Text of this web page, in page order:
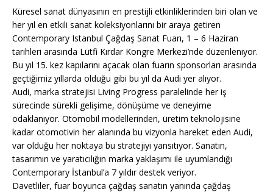
Küresel sanat dünyasının en prestijli etkinliklerinden biri olan ve
her yıl en etkili sanat koleksiyonlarını bir araya getiren
Contemporary Istanbul Çağdaş Sanat Fuarı, 1 – 6 Haziran
tarihleri arasında Lütfi Kırdar Kongre Merkezi’nde düzenleniyor.
Bu yıl 15. kez kapılarını açacak olan fuarın sponsorları arasında
geçtiğimiz yıllarda olduğu gibi bu yıl da Audi yer alıyor.
Audi, marka stratejisi Living Progress paralelinde her iş
sürecinde sürekli gelişime, dönüşüme ve deneyime
odaklanıyor. Otomobil modellerinden, üretim teknolojisine
kadar otomotivin her alanında bu vizyonla hareket eden Audi,
var olduğu her noktaya bu stratejiyi yansıtıyor. Sanatın,
tasarımın ve yaratıcılığın marka yaklaşımı ile uyumlandığı
Contemporary İstanbul’a 7 yıldır destek veriyor.
Davetliler, fuar boyunca çağdaş sanatın yanında çağdaş